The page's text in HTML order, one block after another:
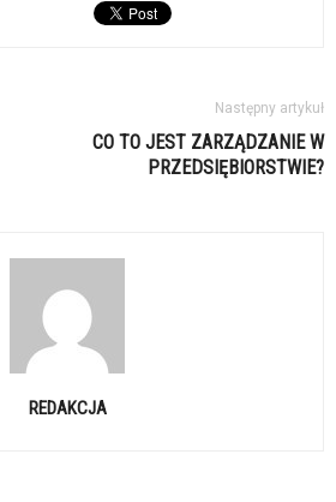
Następny artykuł
CO TO JEST ZARZĄDZANIE W
PRZEDSIĘBIORSTWIE?
REDAKCJA